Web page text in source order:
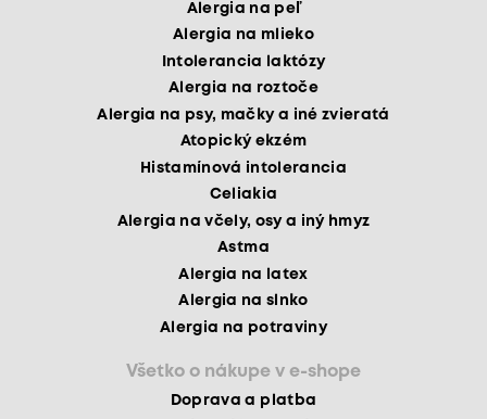
Alergia na peľ
Alergia na mlieko
Intolerancia laktózy
Alergia na roztoče
Alergia na psy, mačky a iné zvieratá
Atopický ekzém
Histamínová intolerancia
Celiakia
Alergia na včely, osy a iný hmyz
Astma
Alergia na latex
Alergia na slnko
Alergia na potraviny
Všetko o nákupe v e-shope
Doprava a platba